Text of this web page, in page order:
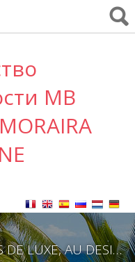
CE PROJET D'APPARTEMENTS DE LUXE, AU DESIGN UNIQUE ET AUX QUALITÉS UNIQUES, SE COMPOSE DE 44 APPARTEMENTS DE 2, 3 ET 4 CHAMBRES RÉPARTIES SUR 22 ÉTAGES. ILS ONT TOUS DE GRANDES TERRASSES ET UNE VUE IMPRENABLE.